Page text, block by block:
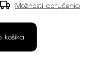
Možnosti doručenia
košíka